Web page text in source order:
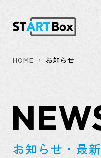
HOME お知らせ
お知らせ・最